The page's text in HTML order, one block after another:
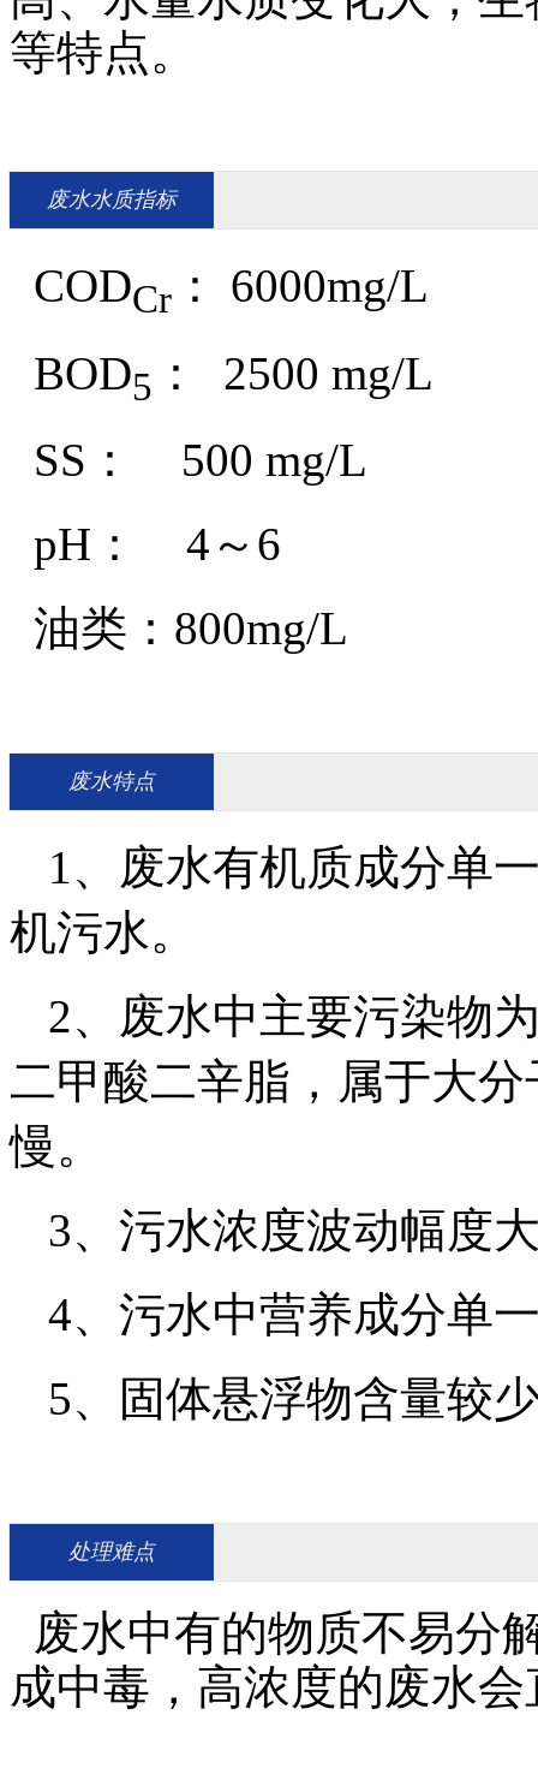
等特点。
废水水质指标
CODCr ： 6000mg/L
BOD5 ： 2500 mg/L
SS： 500 mg/L
pH： 4～6
油类：800mg/L
废水特点
1、废水有机质成分单
机污水。
2、废水中主要污染物
二甲酸二辛脂，属于大
慢。
3、污水浓度波动幅度
4、污水中营养成分单
5、固体悬浮物含量较
处理难点
废水中有的物质不易分
成中毒，高浓度的废水